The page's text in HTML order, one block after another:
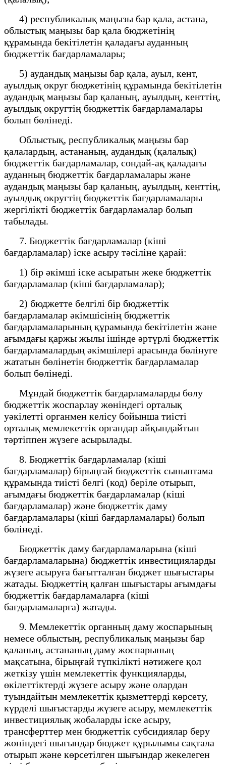
4) республикалық маңызы бар қала, астана,
облыстық маңызы бар қала бюджетінің
құрамында бекітілетін қаладағы ауданның
бюджеттік бағдарламалары;
5) аудандық маңызы бар қала, ауыл, кент,
ауылдық округ бюджетінің құрамында бекітілетін
аудандық маңызы бар қаланың, ауылдың, кенттің,
ауылдық округтің бюджеттік бағдарламалары
болып бөлінеді.
Облыстық, республикалық маңызы бар
қалалардың, астананың, аудандық (қалалық)
бюджеттік бағдарламалар, сондай-ақ қаладағы
ауданның бюджеттік бағдарламалары және
аудандық маңызы бар қаланың, ауылдың, кенттің,
ауылдық округтің бюджеттік бағдарламалары
жергілікті бюджеттік бағдарламалар болып
табылады.
7. Бюджеттік бағдарламалар (кіші
бағдарламалар) іске асыру тәсіліне қарай:
1) бір әкімші іске асыратын жеке бюджеттік
бағдарламалар (кіші бағдарламалар);
2) бюджетте белгілі бір бюджеттік
бағдарламалар әкімшісінің бюджеттік
бағдарламаларының құрамында бекітілетін және
ағымдағы қаржы жылы ішінде әртүрлі бюджеттік
бағдарламалардың әкімшілері арасында бөлінуге
жататын бөлінетін бюджеттік бағдарламалар
болып бөлінеді.
Мұндай бюджеттік бағдарламаларды бөлу
бюджеттік жоспарлау жөніндегі орталық
уәкілетті органмен келісу бойынша тиісті
орталық мемлекеттік органдар айқындайтын
тәртіппен жүзеге асырылады.
8. Бюджеттік бағдарламалар (кіші
бағдарламалар) бірыңғай бюджеттік сыныптама
құрамында тиісті белгі (код) беріле отырып,
ағымдағы бюджеттік бағдарламалар (кіші
бағдарламалар) және бюджеттік даму
бағдарламалары (кіші бағдарламалары) болып
бөлінеді.
Бюджеттік даму бағдарламаларына (кіші
бағдарламаларына) бюджеттік инвестицияларды
жүзеге асыруға бағытталған бюджет шығыстары
жатады. Бюджеттің қалған шығыстары ағымдағы
бюджеттік бағдарламаларға (кіші
бағдарламаларға) жатады.
9. Мемлекеттік органның даму жоспарының
немесе облыстың, республикалық маңызы бар
қаланың, астананың даму жоспарының
мақсатына, бірыңғай түпкілікті нәтижеге қол
жеткізу үшін мемлекеттік функцияларды,
өкілеттіктерді жүзеге асыру және олардан
туындайтын мемлекеттік қызметтерді көрсету,
күрделі шығыстарды жүзеге асыру, мемлекеттік
инвестициялық жобаларды іске асыру,
трансферттер мен бюджеттік субсидиялар беру
жөніндегі шығындар бюджет құрылымы сақтала
отырып және көрсетілген шығындар жекелеген